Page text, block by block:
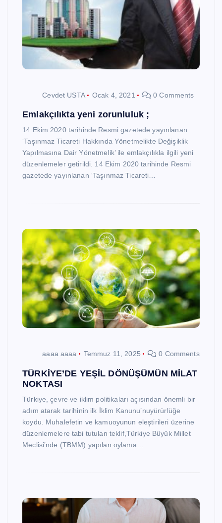
Cevdet USTA Ocak 4, 2021 0 Comments
Emlakçılıkta yeni zorunluluk ;
14 Ekim 2020 tarihinde Resmi gazetede yayınlanan
‘Taşınmaz Ticareti Hakkında Yönetmelikte Değişiklik
Yapılmasına Dair Yönetmelik’ ile emlakçılıkla ilgili yeni
düzenlemeler getirildi. 14 Ekim 2020 tarihinde Resmi
gazetede yayınlanan ‘Taşınmaz Ticareti…
aaaa aaaa Temmuz 11, 2025 0 Comments
TÜRKİYE’DE YEŞİL DÖNÜŞÜMÜN MİLAT
NOKTASI
Türkiye, çevre ve iklim politikaları açısından önemli bir
adım atarak tarihinin ilk İklim Kanunu’nuyürürlüğe
koydu. Muhalefetin ve kamuoyunun eleştirileri üzerine
düzenlemelere tabi tutulan teklif,Türkiye Büyük Millet
Meclisi’nde (TBMM) yapılan oylama…